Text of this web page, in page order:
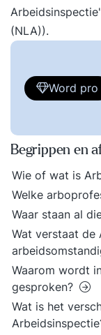
(NLA)).
Word pro
Begrippen en
Wie of wat is
Welke
Waar staan al
Wat verstaat de
Waarom wordt
gesproken?
Wat is het